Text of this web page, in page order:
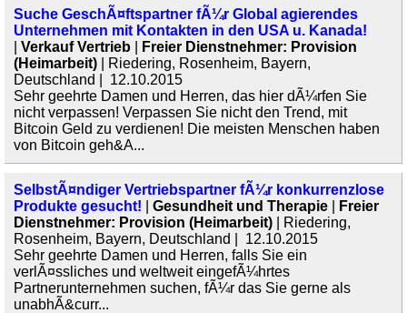
Suche GeschÃ¤ftspartner fÃ¼r Global agierendes
Unternehmen mit Kontakten in den USA u. Kanada!
Verkauf Vertrieb
Freier Dienstnehmer: Provision
(Heimarbeit) | Riedering, Rosenheim, Bayern,
Deutschland | 12.10.2015
Sehr geehrte Damen und Herren, das hier dÃ¼rfen Sie
nicht verpassen! Verpassen Sie nicht den Trend, mit
Bitcoin Geld zu verdienen! Die meisten Menschen haben
von Bitcoin geh&A...
SelbstÃ¤ndiger Vertriebspartner fÃ¼r konkurrenzlose
Produkte gesucht!
Gesundheit und Therapie
Freier
Dienstnehmer: Provision (Heimarbeit) | Riedering,
Rosenheim, Bayern, Deutschland | 12.10.2015
Sehr geehrte Damen und Herren, falls Sie ein
verlÃ¤ssliches und weltweit eingefÃ¼hrtes
Partnerunternehmen suchen, fÃ¼r das Sie gerne als
unabhÃ&curr...